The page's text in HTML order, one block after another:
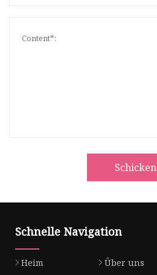
Schicken
Schnelle Navigation
Heim Über uns